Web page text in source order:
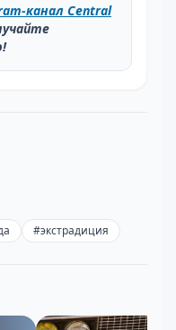
канал Central
#экстрадиция